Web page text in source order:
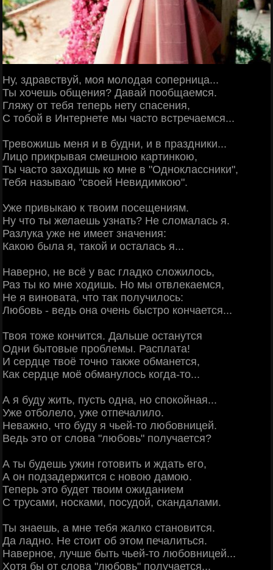
Ну, здравствуй, моя молодая соперница...
Ты хочешь общения? Давай пообщаемся.
Гляжу от тебя теперь нету спасения,
С тобой в Интернете мы часто встречаемся...
Тревожишь меня и в будни, и в праздники...
Лицо прикрывая смешною картинкою,
Ты часто заходишь ко мне в "Одноклассники",
Тебя называю "своей Невидимкою".
Уже привыкаю к твоим посещениям.
Ну что ты желаешь узнать? Не сломалаcь я.
Разлука уже не имеет значения:
Какою была я, такой и осталась я...
Наверно, не всё у вас гладко сложилось,
Раз ты ко мне ходишь. Но мы отвлекаемся,
Не я виновата, что так получилось:
Любовь - ведь она очень быстро кончается...
Твоя тоже кончится. Дальше останутся
Одни бытовые проблемы. Расплата!
И сердце твоё точно также обманется,
Как сердце моё обманулось когда-то...
А я буду жить, пусть одна, но спокойная...
Уже отболело, уже отпечалило.
Неважно, что буду я чьей-то любовницей.
Ведь это от слова "любовь" получается?
А ты будешь ужин готовить и ждать его,
А он подзадержится с новою дамою.
Теперь это будет твоим ожиданием
С трусами, носками, посудой, скандалами.
Ты знаешь, а мне тебя жалко становится.
Да ладно. Не стоит об этом печалиться.
Наверное, лучше быть чьей-то любовницей...
Хотя бы от слова "любовь" получается...